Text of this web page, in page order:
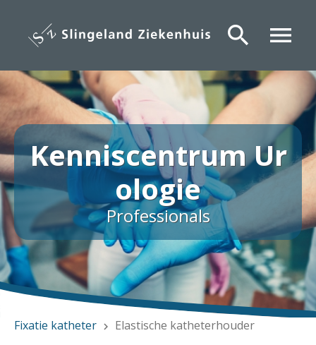
inhoud
gaan
menu
search
Kenniscentrum Ur
ologie
Professionals
Fixatie katheter chevron_right Elastische katheterhouder